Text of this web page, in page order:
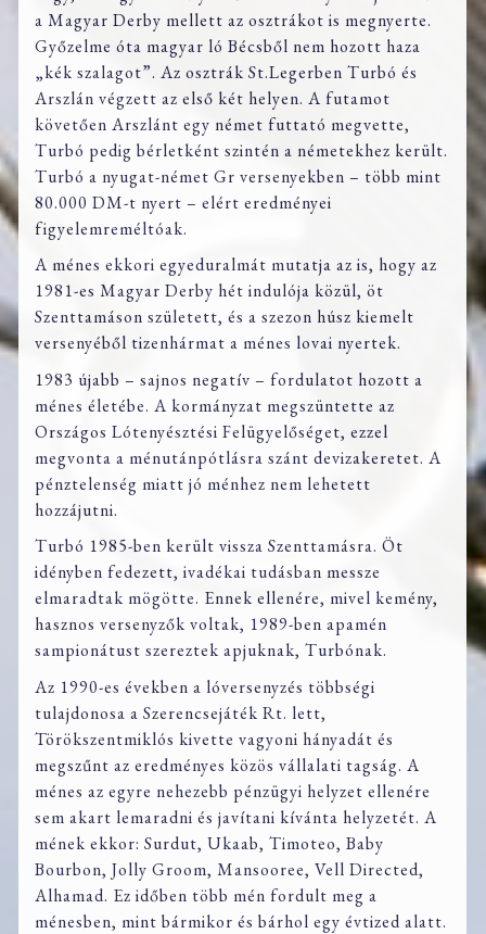
a Magyar Derby mellett az osztrákot is megnyerte.
Győzelme óta magyar ló Bécsből nem hozott haza
„kék szalagot”. Az osztrák St.Legerben Turbó és
Arszlán végzett az első két helyen. A futamot
követően Arszlánt egy német futtató megvette,
Turbó pedig bérletként szintén a németekhez került.
Turbó a nyugat-német Gr versenyekben – több mint
80.000 DM-t nyert – elért eredményei
figyelemreméltóak.
A ménes ekkori egyeduralmát mutatja az is, hogy az
1981-es Magyar Derby hét indulója közül, öt
Szenttamáson született, és a szezon húsz kiemelt
versenyéből tizenhármat a ménes lovai nyertek.
1983 újabb – sajnos negatív – fordulatot hozott a
ménes életébe. A kormányzat megszüntette az
Országos Lótenyésztési Felügyelőséget, ezzel
megvonta a ménutánpótlásra szánt devizakeretet. A
pénztelenség miatt jó ménhez nem lehetett
hozzájutni.
Turbó 1985-ben került vissza Szenttamásra. Öt
idényben fedezett, ivadékai tudásban messze
elmaradtak mögötte. Ennek ellenére, mivel kemény,
hasznos versenyzők voltak, 1989-ben apamén
sampionátust szereztek apjuknak, Turbónak.
Az 1990-es években a lóversenyzés többségi
tulajdonosa a Szerencsejáték Rt. lett,
Törökszentmiklós kivette vagyoni hányadát és
megszűnt az eredményes közös vállalati tagság. A
ménes az egyre nehezebb pénzügyi helyzet ellenére
sem akart lemaradni és javítani kívánta helyzetét. A
mének ekkor: Surdut, Ukaab, Timoteo, Baby
Bourbon, Jolly Groom, Mansooree, Vell Directed,
Alhamad. Ez időben több mén fordult meg a
ménesben, mint bármikor és bárhol egy évtized alatt.